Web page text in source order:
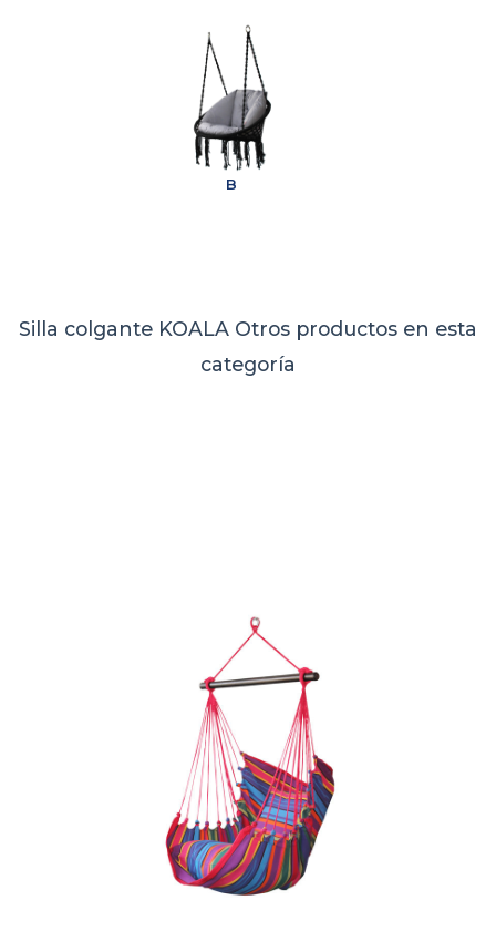
B
Silla colgante KOALA Otros productos en esta
categoría